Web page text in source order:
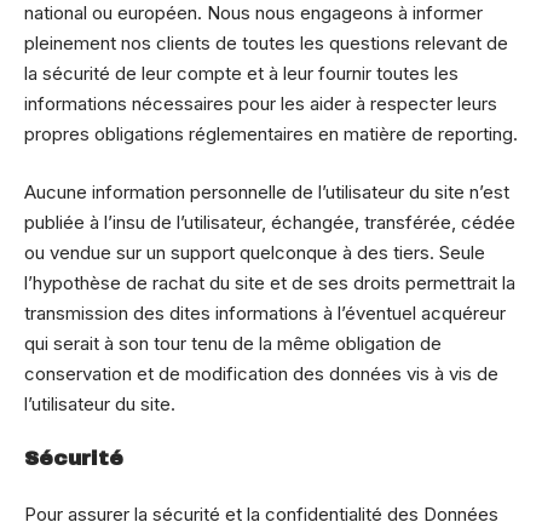
national ou européen. Nous nous engageons à informer
pleinement nos clients de toutes les questions relevant de
la sécurité de leur compte et à leur fournir toutes les
informations nécessaires pour les aider à respecter leurs
propres obligations réglementaires en matière de reporting.
Aucune information personnelle de l’utilisateur du site n’est
publiée à l’insu de l’utilisateur, échangée, transférée, cédée
ou vendue sur un support quelconque à des tiers. Seule
l’hypothèse de rachat du site et de ses droits permettrait la
transmission des dites informations à l’éventuel acquéreur
qui serait à son tour tenu de la même obligation de
conservation et de modification des données vis à vis de
l’utilisateur du site.
Sécurité
Pour assurer la sécurité et la confidentialité des Données